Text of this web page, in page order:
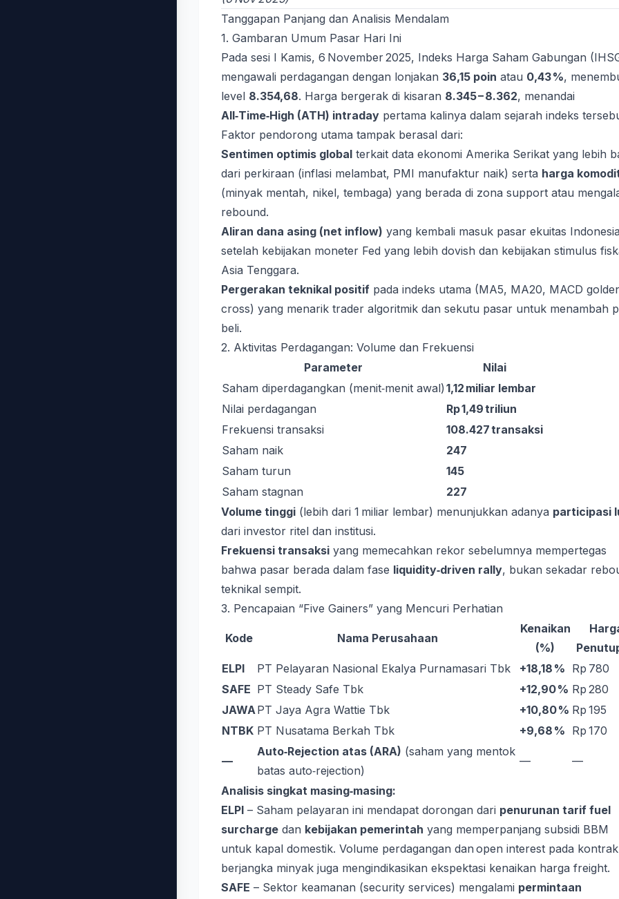
Tanggapan Panjang dan Analisis Mendalam
1. Gambaran Umum Pasar Hari Ini
Pada sesi I Kamis, 6 November 2025, Indeks Harga Saham Gabungan
mengawali perdagangan dengan lonjakan 36,15 poin atau 0,43 %,
level 8.354,68. Harga bergerak di kisaran 8.345 – 8.362, menandai
All‑Time‑High (ATH) intraday pertama kalinya dalam sejarah indeks
Faktor pendorong utama tampak berasal dari:
Sentimen optimis global terkait data ekonomi Amerika Serikat yang lebih
dari perkiraan (inflasi melambat, PMI manufaktur naik) serta harga
(minyak mentah, nikel, tembaga) yang berada di zona support atau
rebound.
Aliran dana asing (net inflow) yang kembali masuk pasar ekuitas Indonesia
setelah kebijakan moneter Fed yang lebih dovish dan kebijakan stimulus
Asia Tenggara.
Pergerakan teknikal positif pada indeks utama (MA5, MA20, MACD
cross) yang menarik trader algoritmik dan sekutu pasar untuk menambah
beli.
2. Aktivitas Perdagangan: Volume dan Frekuensi
Parameter
Nilai
Saham diperdagangkan (menit‑menit awal) 1,12 miliar lembar
Nilai perdagangan
Rp 1,49 triliun
Frekuensi transaksi
108.427 transaksi
Saham naik
247
Saham turun
145
Saham stagnan
227
Volume tinggi (lebih dari 1 miliar lembar) menunjukkan adanya participasi
dari investor ritel dan institusi.
Frekuensi transaksi yang memecahkan rekor sebelumnya mempertegas
bahwa pasar berada dalam fase liquidity‑driven rally, bukan sekadar
teknikal sempit.
3. Pencapaian “Five Gainers” yang Mencuri Perhatian
Kode Nama Perusahaan
Kenaikan
(%)
ELPI
PT Pelayaran Nasional Ekalya Purnamasari Tbk +18,18 % Rp 780
SAFE PT Steady Safe Tbk +12,90 % Rp 280
JAWAPT Jaya Agra Wattie Tbk +10,80 % Rp 195
NTBK PT Nusatama Berkah Tbk +9,68 % Rp 170
—
Auto‑Rejection atas (ARA) (saham yang mentok
batas auto‑rejection)
— —
Analisis singkat masing‑masing:
ELPI – Saham pelayaran ini mendapat dorongan dari penurunan tarif fuel
surcharge dan kebijakan pemerintah yang memperpanjang subsidi BBM
untuk kapal domestik. Volume perdagangan dan open interest pada kontrak
berjangka minyak juga mengindikasikan ekspektasi kenaikan harga freight.
SAFE – Sektor keamanan (security services) mengalami permintaan